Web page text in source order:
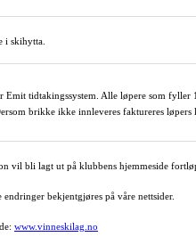
i skihytta.
Emit tidtakingssystem. Alle løpere som
brikke ikke innleveres faktureres
vil bli lagt ut på klubbens hjemmeside
endringer bekjentgjøres på våre nettsider.
www.vinneskilag.no